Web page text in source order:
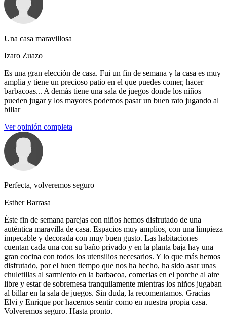
Una casa maravillosa
Izaro Zuazo
Es una gran elección de casa. Fui un fin de semana y la casa es muy
amplia y tiene un precioso patio en el que puedes comer, hacer
barbacoas... A demás tiene una sala de juegos donde los niños
pueden jugar y los mayores podemos pasar un buen rato jugando al
billar
Ver opinión completa
Perfecta, volveremos seguro
Esther Barrasa
Éste fin de semana parejas con niños hemos disfrutado de una
auténtica maravilla de casa. Espacios muy amplios, con una limpieza
impecable y decorada con muy buen gusto. Las habitaciones
cuentan cada una con su baño privado y en la planta baja hay una
gran cocina con todos los utensilios necesarios. Y lo que más hemos
disfrutado, por el buen tiempo que nos ha hecho, ha sido asar unas
chuletillas al sarmiento en la barbacoa, comerlas en el porche al aire
libre y estar de sobremesa tranquilamente mientras los niños jugaban
al billar en la sala de juegos. Sin duda, la recomentamos. Gracias
Elvi y Enrique por hacernos sentir como en nuestra propia casa.
Volveremos seguro. Hasta pronto.